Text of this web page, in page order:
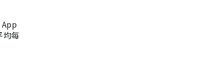
均每